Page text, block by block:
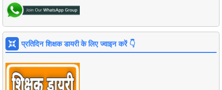
प्रतिदिन शिक्षक डायरी के लिए ज्वाइन करें 👇